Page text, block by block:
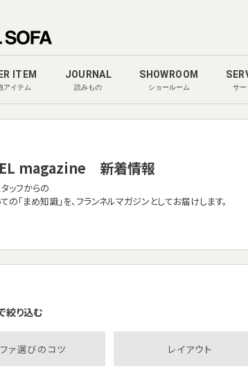
ITEM
アイテム
JOURNAL
読みもの
SHOWROOM
ショールーム サー
magazine 新着情報
ッフからの
の「まめ知識」を、フランネルマガジンとしてお届けします。
絞り込む
ァ選びのコツ レイアウト